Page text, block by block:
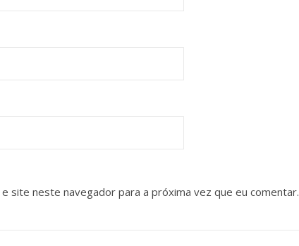
site neste navegador para a próxima vez que eu comentar.